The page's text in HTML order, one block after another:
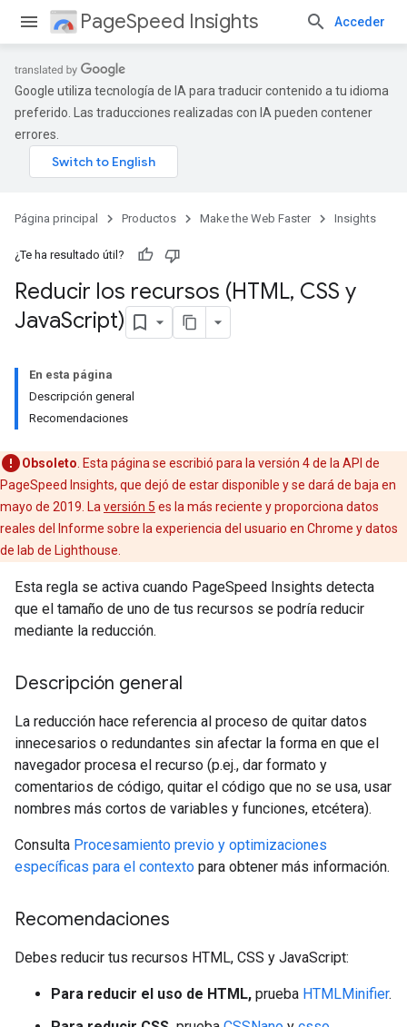
PageSpeed Insights Acceder
Google utiliza tecnología de IA para traducir contenido a tu idioma
preferido. Las traducciones realizadas con IA pueden contener
errores.
Página principal Productos Make the Web Faster Insights
¿Te ha resultado útil?
Reducir los recursos (HTML, CSS y
JavaScript)
En esta página
Descripción general
Recomendaciones
Obsoleto . Esta página se escribió para la versión 4 de la API de
PageSpeed Insights, que dejó de estar disponible y se dará de baja en
mayo de 2019. La versión 5 es la más reciente y proporciona datos
reales del Informe sobre la experiencia del usuario en Chrome y datos
de lab de Lighthouse.
Esta regla se activa cuando PageSpeed Insights detecta
que el tamaño de uno de tus recursos se podría reducir
mediante la reducción.
Descripción general
La reducción hace referencia al proceso de quitar datos
innecesarios o redundantes sin afectar la forma en que el
navegador procesa el recurso (p.ej., dar formato y
comentarios de código, quitar el código que no se usa, usar
nombres más cortos de variables y funciones, etcétera).
Consulta Procesamiento previo y optimizaciones
específicas para el contexto para obtener más información.
Recomendaciones
Debes reducir tus recursos HTML, CSS y JavaScript:
Para reducir el uso de HTML, prueba HTMLMinifier.